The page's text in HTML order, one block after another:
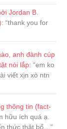
Jordan B.
: “thank you for
anh đành cúp
nói lắp: “em ko
viết xịn xò ntn
thông tin (fact-
hữu ích quá ạ.
thức thật bổ…”